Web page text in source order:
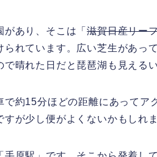
があり、そこは「滋賀日産リー
られています。広い芝生があっ
晴れた日だと琵琶湖も見える
で約15分ほどの距離にあってア
が少し便がよくないかもしれま